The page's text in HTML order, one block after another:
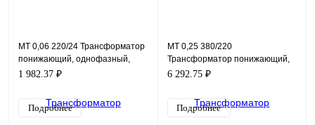
MT 0,06 220/24 Трансформатор
понижающий, однофазный,
мощность 60ВА, входное
1 982.37 ₽
Подробнее
MT 0,25 380/220
Трансформатор понижающий,
однофазный, мощность 250ВА,
выход
6 292.75 ₽
Подробнее